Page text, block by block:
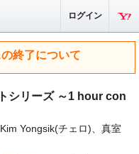
ログイン
終了について
シリーズ ～1 hour con
Yongsik(チェロ)、真室